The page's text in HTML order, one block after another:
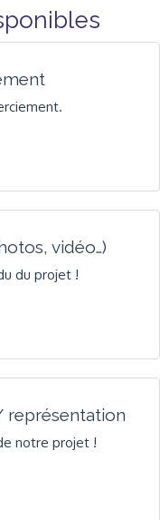
vidéo…)
du projet !
représentation
notre projet !